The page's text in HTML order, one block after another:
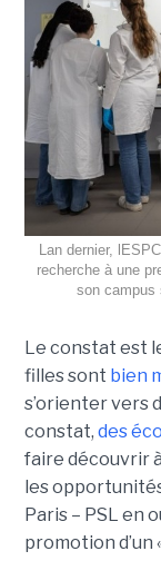
Lan dernier,
recherche à une
son campus
Le constat est
filles sont bien
s’orienter vers
constat, des
faire découvrir
les opportunités
Paris – PSL en
promotion d’un